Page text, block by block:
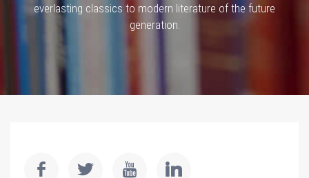
everlasting classics to modern literature of the future
generation.